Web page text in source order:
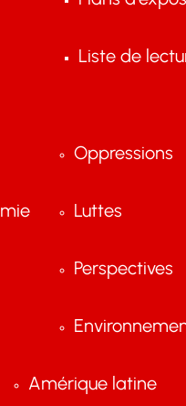
Liste de
Oppressions
Luttes
Perspectives
Amérique latine